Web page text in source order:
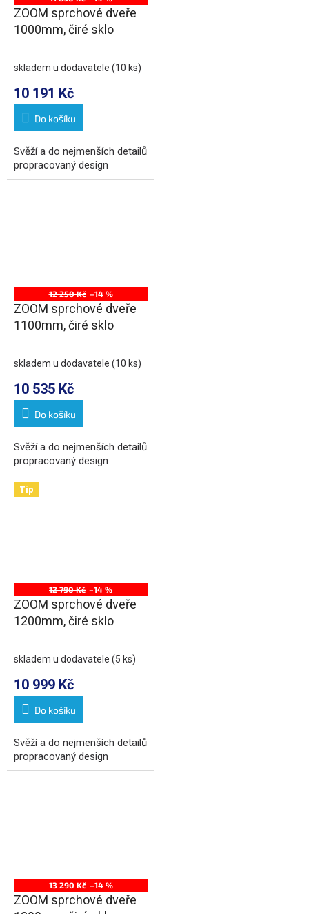
ZOOM sprchové dveře
1000mm, čiré sklo
skladem u dodavatele (10 ks)
10 191 Kč
Do košíku
Svěží a do nejmenších detailů
propracovaný design
12 250 Kč –14 %
ZOOM sprchové dveře
1100mm, čiré sklo
skladem u dodavatele (10 ks)
10 535 Kč
Do košíku
Svěží a do nejmenších detailů
propracovaný design
Tip
12 790 Kč –14 %
ZOOM sprchové dveře
1200mm, čiré sklo
skladem u dodavatele (5 ks)
10 999 Kč
Do košíku
Svěží a do nejmenších detailů
propracovaný design
13 290 Kč –14 %
ZOOM sprchové dveře